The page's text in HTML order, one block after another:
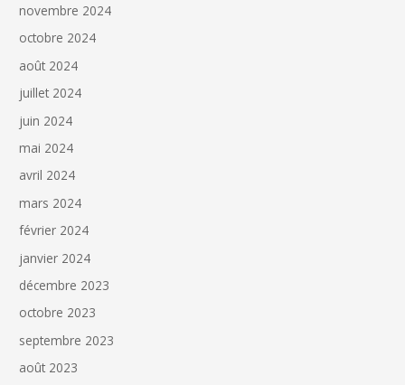
novembre 2024
octobre 2024
août 2024
juillet 2024
juin 2024
mai 2024
avril 2024
mars 2024
février 2024
janvier 2024
décembre 2023
octobre 2023
septembre 2023
août 2023